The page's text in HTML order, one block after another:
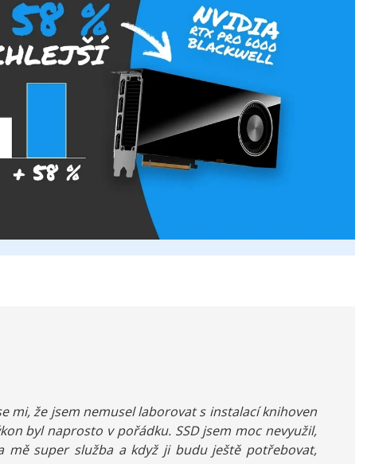
mi, že jsem nemusel laborovat s instalací knihoven
byl naprosto v pořádku. SSD jsem moc nevyužil,
mě super služba a když ji budu ještě potřebovat,